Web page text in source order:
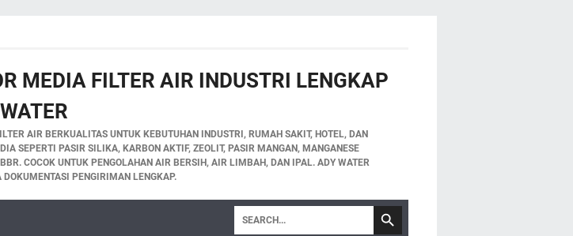
MEDIA FILTER AIR INDUSTRI LENGKAP
AIR BERKUALITAS UNTUK KEBUTUHAN INDUSTRI, RUMAH SAKIT, HOTEL, DAN
SEPERTI PASIR SILIKA, KARBON AKTIF, ZEOLIT, PASIR MANGAN, MANGANESE
COCOK UNTUK PENGOLAHAN AIR BERSIH, AIR LIMBAH, DAN IPAL. ADY WATER
PENGIRIMAN LENGKAP.